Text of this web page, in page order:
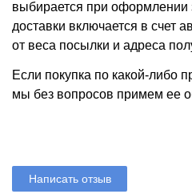
выбирается при оформлении
доставки включается в счет
от веса посылки и адреса
Если покупка по какой-либо
мы без вопросов примем ее
Написать отзыв